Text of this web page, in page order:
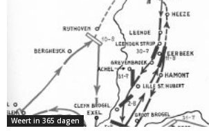
Weert in 365 dagen